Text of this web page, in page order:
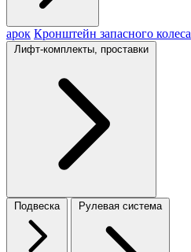
арок Кронштейн запасного колеса
Лифт-комплекты, проставки
Подвеска Рулевая система